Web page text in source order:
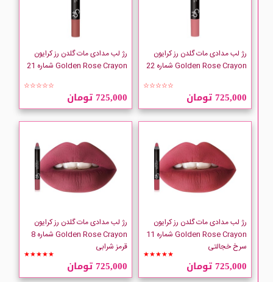
ISADORA
My
رژ لب مدادی مات گلدن رز کرایون
Golden Rose Crayon شماره 22
☆☆☆☆☆
725,000 تومان
رژ لب مدادی مات گلدن رز کرایون
Golden Rose Crayon شماره 21
☆☆☆☆☆
725,000 تومان
رژ لب مدادی مات گلدن رز کرایون
Golden Rose Crayon شماره 11
سرخ خجالتی
★★★★★
725,000 تومان
رژ لب مدادی مات گلدن رز کرایون
Golden Rose Crayon شماره 8
قرمز شرابی
★★★★★
725,000 تومان